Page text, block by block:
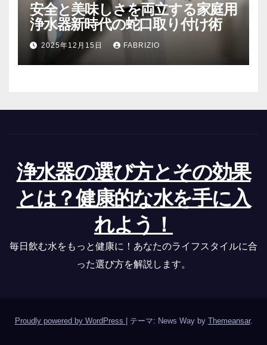
安全と美味しさを両立する家庭用
浄水器新時代の蛇口取り付け術
2025年12月15日 FABRIZIO
浄水器の選び方とその効果
とは？健康的な水を手に入
れよう！
毎日飲む水をもっと健康に！あなたのライフスタイルに合
った選び方を解説します。
Proudly powered by WordPress テーマ: News Way by Themeansar.